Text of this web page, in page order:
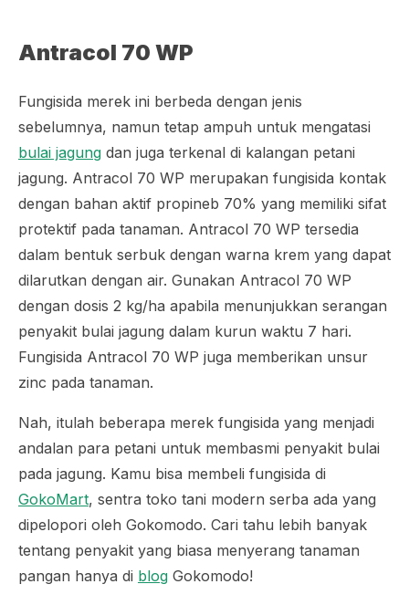
Antracol 70 WP
Fungisida merek ini berbeda dengan jenis
sebelumnya, namun tetap ampuh untuk mengatasi
bulai jagung dan juga terkenal di kalangan petani
jagung. Antracol 70 WP merupakan fungisida kontak
dengan bahan aktif propineb 70% yang memiliki sifat
protektif pada tanaman. Antracol 70 WP tersedia
dalam bentuk serbuk dengan warna krem yang dapat
dilarutkan dengan air. Gunakan Antracol 70 WP
dengan dosis 2 kg/ha apabila menunjukkan serangan
penyakit bulai jagung dalam kurun waktu 7 hari.
Fungisida Antracol 70 WP juga memberikan unsur
zinc pada tanaman.
Nah, itulah beberapa merek fungisida yang menjadi
andalan para petani untuk membasmi penyakit bulai
pada jagung. Kamu bisa membeli fungisida di
GokoMart, sentra toko tani modern serba ada yang
dipelopori oleh Gokomodo. Cari tahu lebih banyak
tentang penyakit yang biasa menyerang tanaman
pangan hanya di blog Gokomodo!